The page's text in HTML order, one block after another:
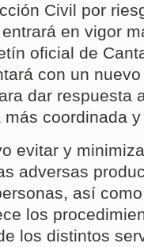
Civil por
en vigor
oficial de
con un
dar respuesta
coordinada
evitar y
adversas
así
los
los distintos